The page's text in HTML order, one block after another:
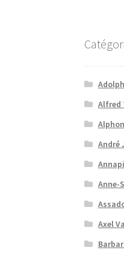
Alfred
André
Anne-
Axel